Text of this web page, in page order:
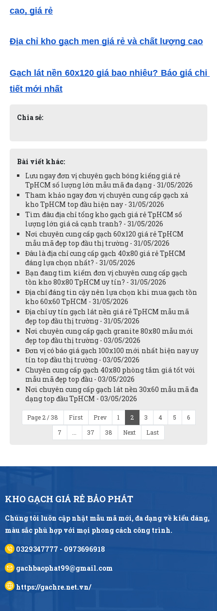
cao, giá rẻ
Địa chỉ kho gạch men giá rẻ và chất lượng cao
Gạch lát nền 60x120 giá bao nhiêu? Báo giá chi
tiết mới nhất
Chia sẻ:
Bài viết khác:
Lưu ngay đơn vị chuyên gạch bóng kiếng giá rẻ
TpHCM số lượng lớn mẫu mã đa dạng - 31/05/2026
Tham khảo ngay đơn vị chuyên cung cấp gạch xả
kho TpHCM top đầu hiện nay - 31/05/2026
Tìm đâu địa chỉ tổng kho gạch giá rẻ TpHCM số
lượng lớn giá cả cạnh tranh? - 31/05/2026
Nơi chuyên cung cấp gạch 60x120 giá rẻ TpHCM
mẫu mã đẹp top đầu thị trường - 31/05/2026
Đâu là địa chỉ cung cấp gạch 40x80 giá rẻ TpHCM
đáng lựa chọn nhất? - 31/05/2026
Bạn đang tìm kiếm đơn vị chuyên cung cấp gạch
tồn kho 80x80 TpHCM uy tín? - 31/05/2026
Địa chỉ đáng tin cậy nên lựa chọn khi mua gạch tồn
kho 60x60 TpHCM - 31/05/2026
Địa chỉ uy tín gạch lát nền giá rẻ TpHCM mẫu mã
đẹp top đầu thị trường - 31/05/2026
Nơi chuyên cung cấp gạch granite 80x80 mẫu mới
đẹp top đầu thị trường - 03/05/2026
Đơn vị có báo giá gạch 100x100 mới nhất hiện nay uy
tín top đầu thị trường - 03/05/2026
Chuyên cung cấp gạch 40x80 phòng tắm giá tốt với
mẫu mã đẹp top đầu - 03/05/2026
Nơi chuyên cung cấp gạch lát nền 30x60 mẫu mã đa
dạng top đầu TpHCM - 03/05/2026
Page 2 / 38 First Prev 1 2 3 4 5
6
7
37 38 Next Last
KHO GẠCH GIÁ RẺ BẢO PHÁT
Chúng tôi luôn cập nhật mẫu mã mới, đa dạng về kiểu dáng,
màu sắc phù hợp với mọi phong cách công trình.
0329347777 - 0973696918
gachbaophat99@gmail.com
https://gachre.net.vn/